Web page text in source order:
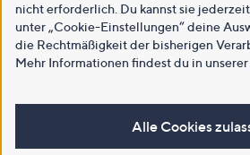
nicht erforderlich. Du kannst sie
unter „Cookie-Einstellungen“ deine
die Rechtmäßigkeit der bisherigen
Mehr Informationen findest du in unserer
Alle Cookies